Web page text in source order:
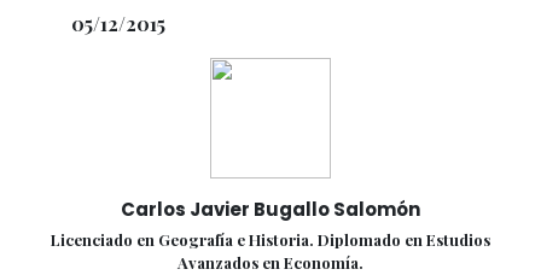
05/12/2015
Carlos Javier Bugallo Salomón
Licenciado en Geografía e Historia. Diplomado en Estudios
Avanzados en Economía.